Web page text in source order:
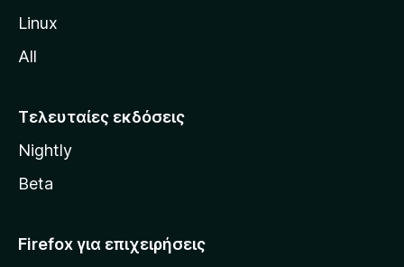
o
i
l
a
Linux
All
Τελευταίες εκδόσεις
Nightly
Beta
Firefox για επιχειρήσεις